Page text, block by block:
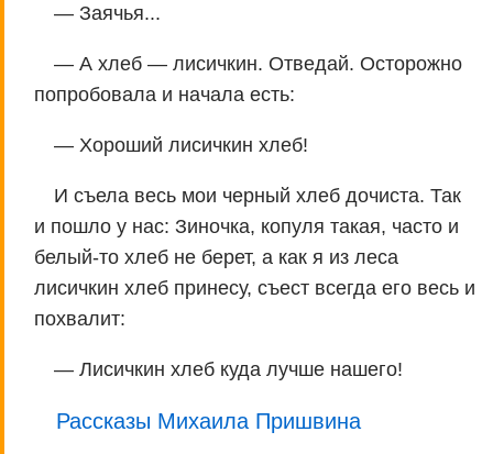
— Заячья...
— А хлеб — лисичкин. Отведай. Осторожно
попробовала и начала есть:
— Хороший лисичкин хлеб!
И съела весь мои черный хлеб дочиста. Так
и пошло у нас: Зиночка, копуля такая, часто и
белый-то хлеб не берет, а как я из леса
лисичкин хлеб принесу, съест всегда его весь и
похвалит:
— Лисичкин хлеб куда лучше нашего!
Рассказы Михаила Пришвина